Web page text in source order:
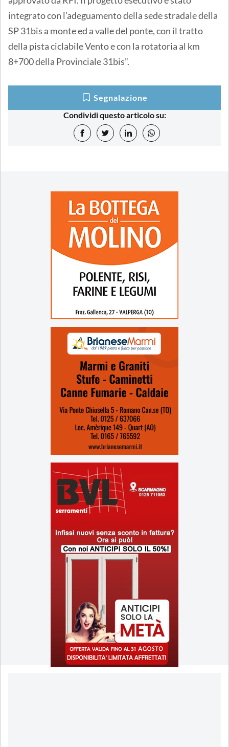
integrato con l’adeguamento della sede stradale della
SP 31bis a monte ed a valle del ponte, con il tratto
della pista ciclabile Vento e con la rotatoria al km
8+700 della Provinciale 31bis”.
Segnalazione
Condividi questo articolo su: